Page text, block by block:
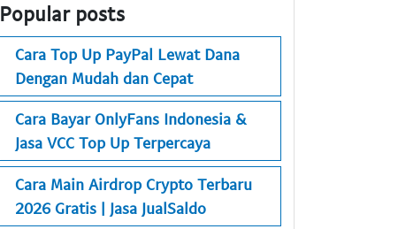
Popular posts
Cara Top Up PayPal Lewat Dana
Dengan Mudah dan Cepat
Cara Bayar OnlyFans Indonesia &
Jasa VCC Top Up Terpercaya
Cara Main Airdrop Crypto Terbaru
2026 Gratis | Jasa JualSaldo